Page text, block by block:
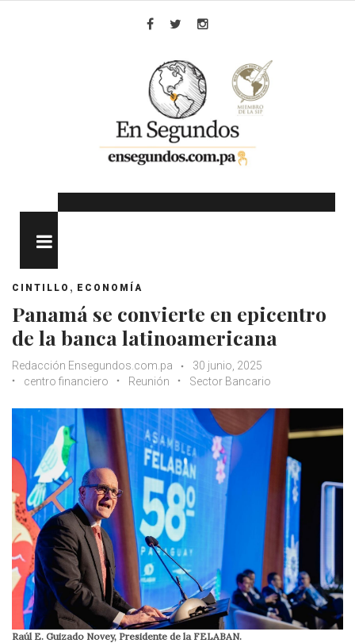
CINTILLO , ECONOMÍA
Panamá se convierte en epicentro
de la banca latinoamericana
Redacción Ensegundos.com.pa
30 junio, 2025
centro financiero
Reunión Sector Bancario
Raúl E. Guizado Novey, Presidente de la FELABAN.